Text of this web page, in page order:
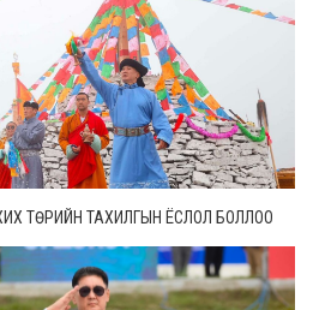
ТӨРИЙН ТАХИЛГЫН ЁСЛОЛ БОЛЛОО